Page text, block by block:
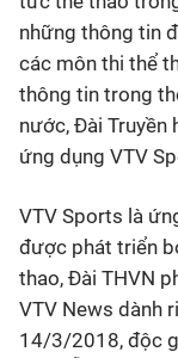
Bên lề
những thông tin
các môn thi thể
thông tin trong
nước, Đài Truyền
ứng dụng VTV
VTV Sports là
được phát triển
thao, Đài THVN
VTV News dành
14/3/2018, độc